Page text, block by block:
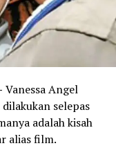
Vanessa Angel
selepas
adalah kisah
alias film.